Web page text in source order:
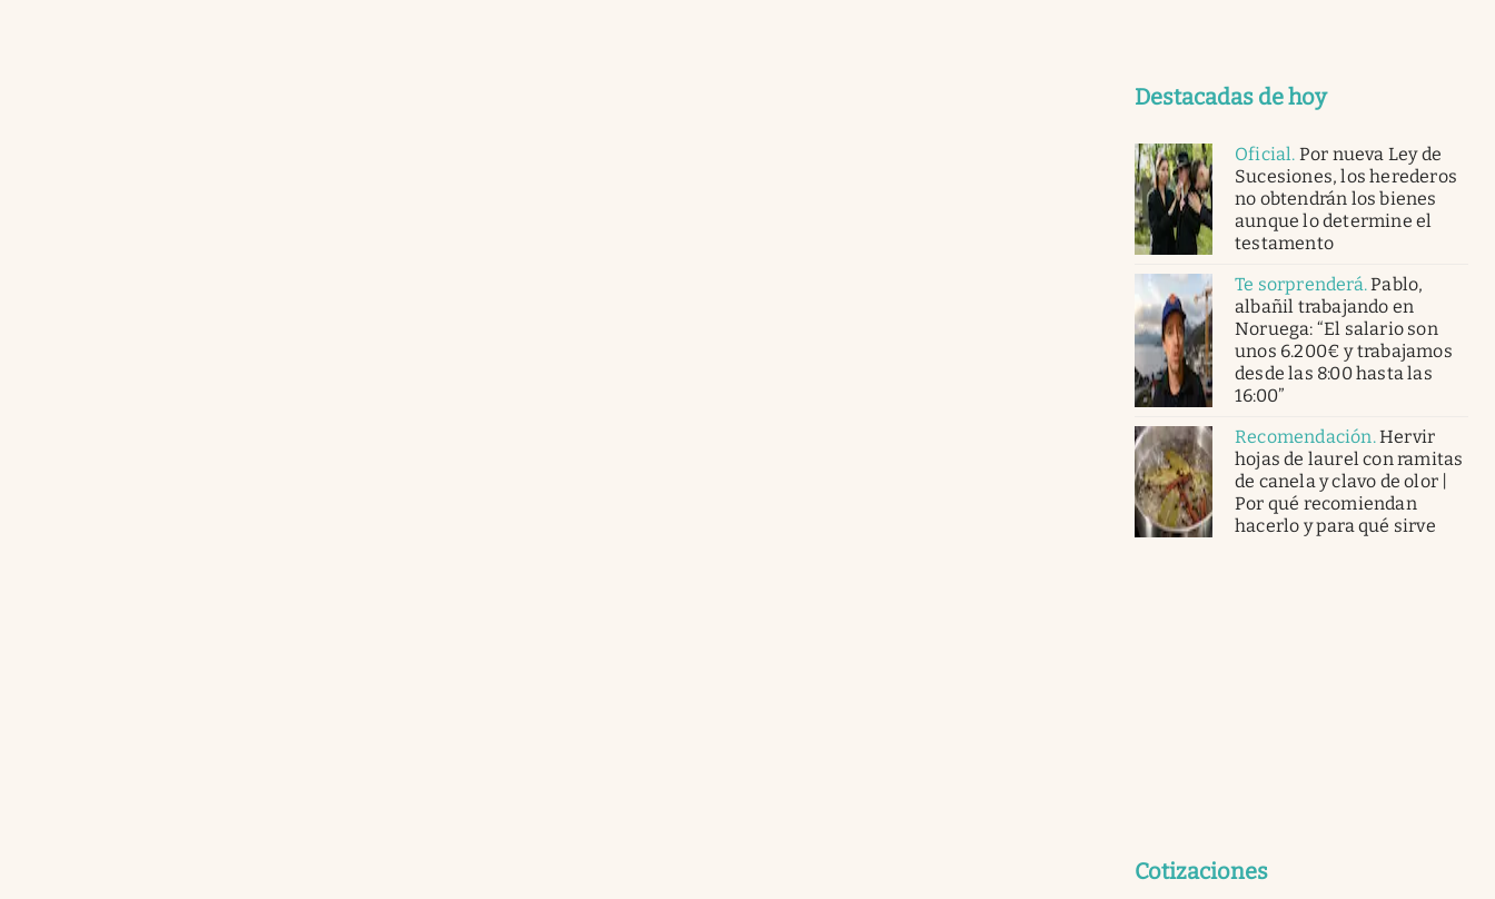
Destacadas de hoy
Oficial. Por nueva Ley de
Sucesiones, los herederos
no obtendrán los bienes
aunque lo determine el
testamento
Te sorprenderá.Pablo,
albañil trabajando en
Noruega: “El salario son
unos 6.200€ y trabajamos
desde las 8:00 hasta las
16:00”
Recomendación.Hervir
hojas de laurel con ramitas
de canela y clavo de olor |
Por qué recomiendan
hacerlo y para qué sirve
Cotizaciones